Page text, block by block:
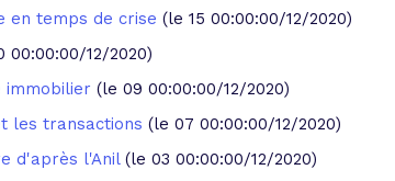
en temps de crise (le 15 00:00:00/12/2020)
00:00:00/12/2020)
immobilier (le 09 00:00:00/12/2020)
les transactions (le 07 00:00:00/12/2020)
d'après l'Anil (le 03 00:00:00/12/2020)